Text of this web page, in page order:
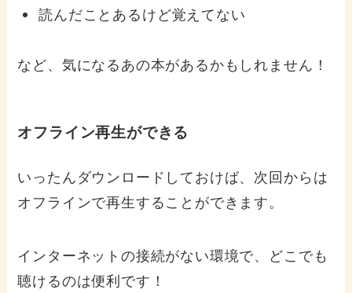
読んだことあるけど覚えてない
など、気になるあの本があるかもしれません！
オフライン再生ができる
いったんダウンロードしておけば、次回からは
オフラインで再生することができます。
インターネットの接続がない環境で、どこでも
聴けるのは便利です！